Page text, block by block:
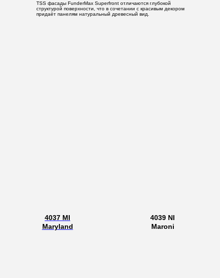
TSS фасады FunderMax Superfront отличаются глубокой
структурой поверхности, что в сочетании с красивым декором
придаёт панелям натуральный древесный вид.
4037 MI
Maryland
4039 NI
Maroni